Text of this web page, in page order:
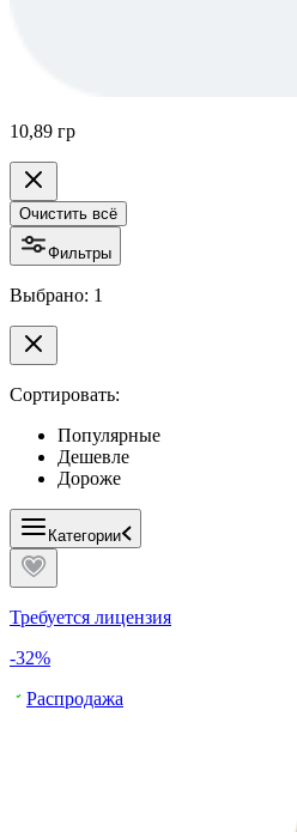
10,89 гр
Очистить всё
Фильтры
Выбрано: 1
Сортировать:
Популярные
Дешевле
Дороже
Категории
Требуется лицензия
-32%
Распродажа